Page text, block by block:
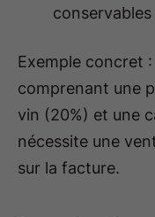
conservables
Exemple concret
comprenant une
vin (20%) et une
nécessite une
sur la facture.